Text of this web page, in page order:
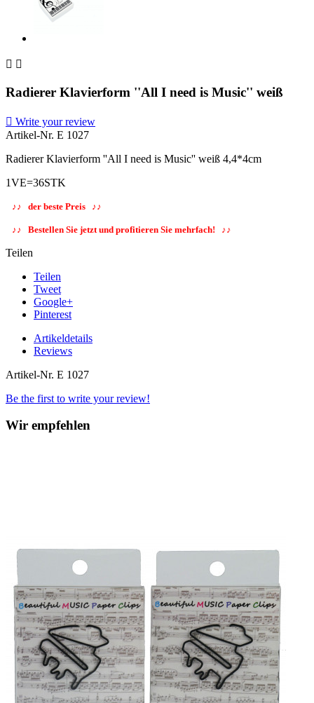
 
Radierer Klavierform ''All I need is Music'' weiß
 Write your review
Artikel-Nr. E 1027
Radierer Klavierform ''All I need is Music'' weiß 4,4*4cm
1VE=36STK
♪♪ der beste Preis ♪♪
♪♪ Bestellen Sie jetzt und profitieren Sie mehrfach! ♪♪
Teilen
Teilen
Tweet
Google+
Pinterest
Artikeldetails
Reviews
Artikel-Nr. E 1027
Be the first to write your review!
Wir empfehlen